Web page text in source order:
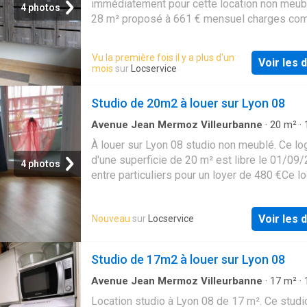
avec grandes baies vitrées. Équipements: •
équipée • Rangements • Chauffage individuel
consommation Localisation: Situé à la limite
5ᵉ et Oullins, proche des commerces,
• Bus 14, C20 et C20 Express o Gorge de
km ou 15 minutes en bus o Gare d’Oullins à
4 photos
immédiatement pour cette location non
28 m² proposé à 661 € mensuel charges
Vu la première fois il y a plus d'un
mois sur Locservice Voir les
4 photos
Studio de 20m2 à louer sur Lyon 08
Avenue Jean Mermoz Villeurbanne · 20 m² · 1
1
À louer sur Lyon 08 studio non meublé. Ce
d'une superficie de 20 m² est libre le 01/09/
entre particuliers pour un loyer de 480 €Ce
Nouveau sur Locservice Voir les
Studio de 17m2 à louer sur Lyon 08
Avenue Jean Mermoz Villeurbanne · 17 m² · 1
Location studio à Lyon 08 de 17 m². Ce